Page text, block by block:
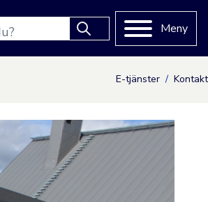
Meny
E-tjänster Kontakt